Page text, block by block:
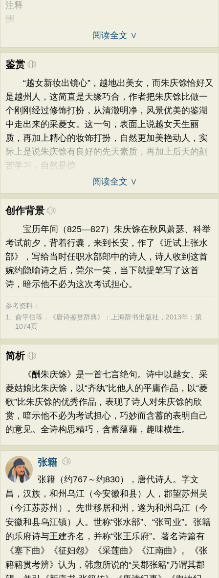
注释
酬
阅读全文 ∨
鉴赏
“越女新妆出镜心”，越地出美女，而朱庆馀恰好又
是越州人，这简直是天缘巧合，作者把朱庆馀比做一
个刚刚经过修饰打扮，从清澈明净，风景优美的鉴湖
中走出来的采菱女。这一句，表面上说越女天生丽
质，再加上精心的妆饰打扮，自然更加美艳动人，实
际上是说朱庆馀有良好的先天素质，再加上后天的刻
苦学习，自然是德
阅读全文 ∨
创作背景
宝历年间（825—827）朱庆馀在秋风萧瑟、科举
考试前夕，背着行囊，来到长安，作了《近试上张水
部》，写给当时任职水部郎中的诗人，诗人收到这首
婉约隐喻诗之后，莞尔一笑，当下就提笔写了这首
诗，暗示他不必为这次考试担心。
参考资料：
1、俞平伯等．《唐诗鉴赏辞典》：上海辞书出版社，2013年：第
1074页
简析
《酬朱庆馀》是一首七言绝句。诗中以越女、采
菱姑娘比朱庆馀，以“齐纨”比他人的平庸作品，以“菱
歌”比朱庆馀的优秀作品，表现了诗人对朱庆馀的欣
赏，暗示他不必为考试担心，巧妙而含蓄的表明自己
的意见。全诗构思精巧，含蓄蕴藉，趣味横生。
张籍
张籍（约767～约830），唐代诗人。字文
昌，汉族，和州乌江（今安徽和县）人，郡望苏州吴
（今江苏苏州）。先世移居和州，遂为和州乌江（今
安徽和县乌江镇）人。世称“张水部”、“张司业”。张籍
的乐府诗与王建齐名，并称“张王乐府”。著名诗篇有
《塞下曲》《征妇怨》《采莲曲》《江南曲》。《张
籍籍贯考辨》认为，韩愈所说的“吴郡张籍”乃谓其郡